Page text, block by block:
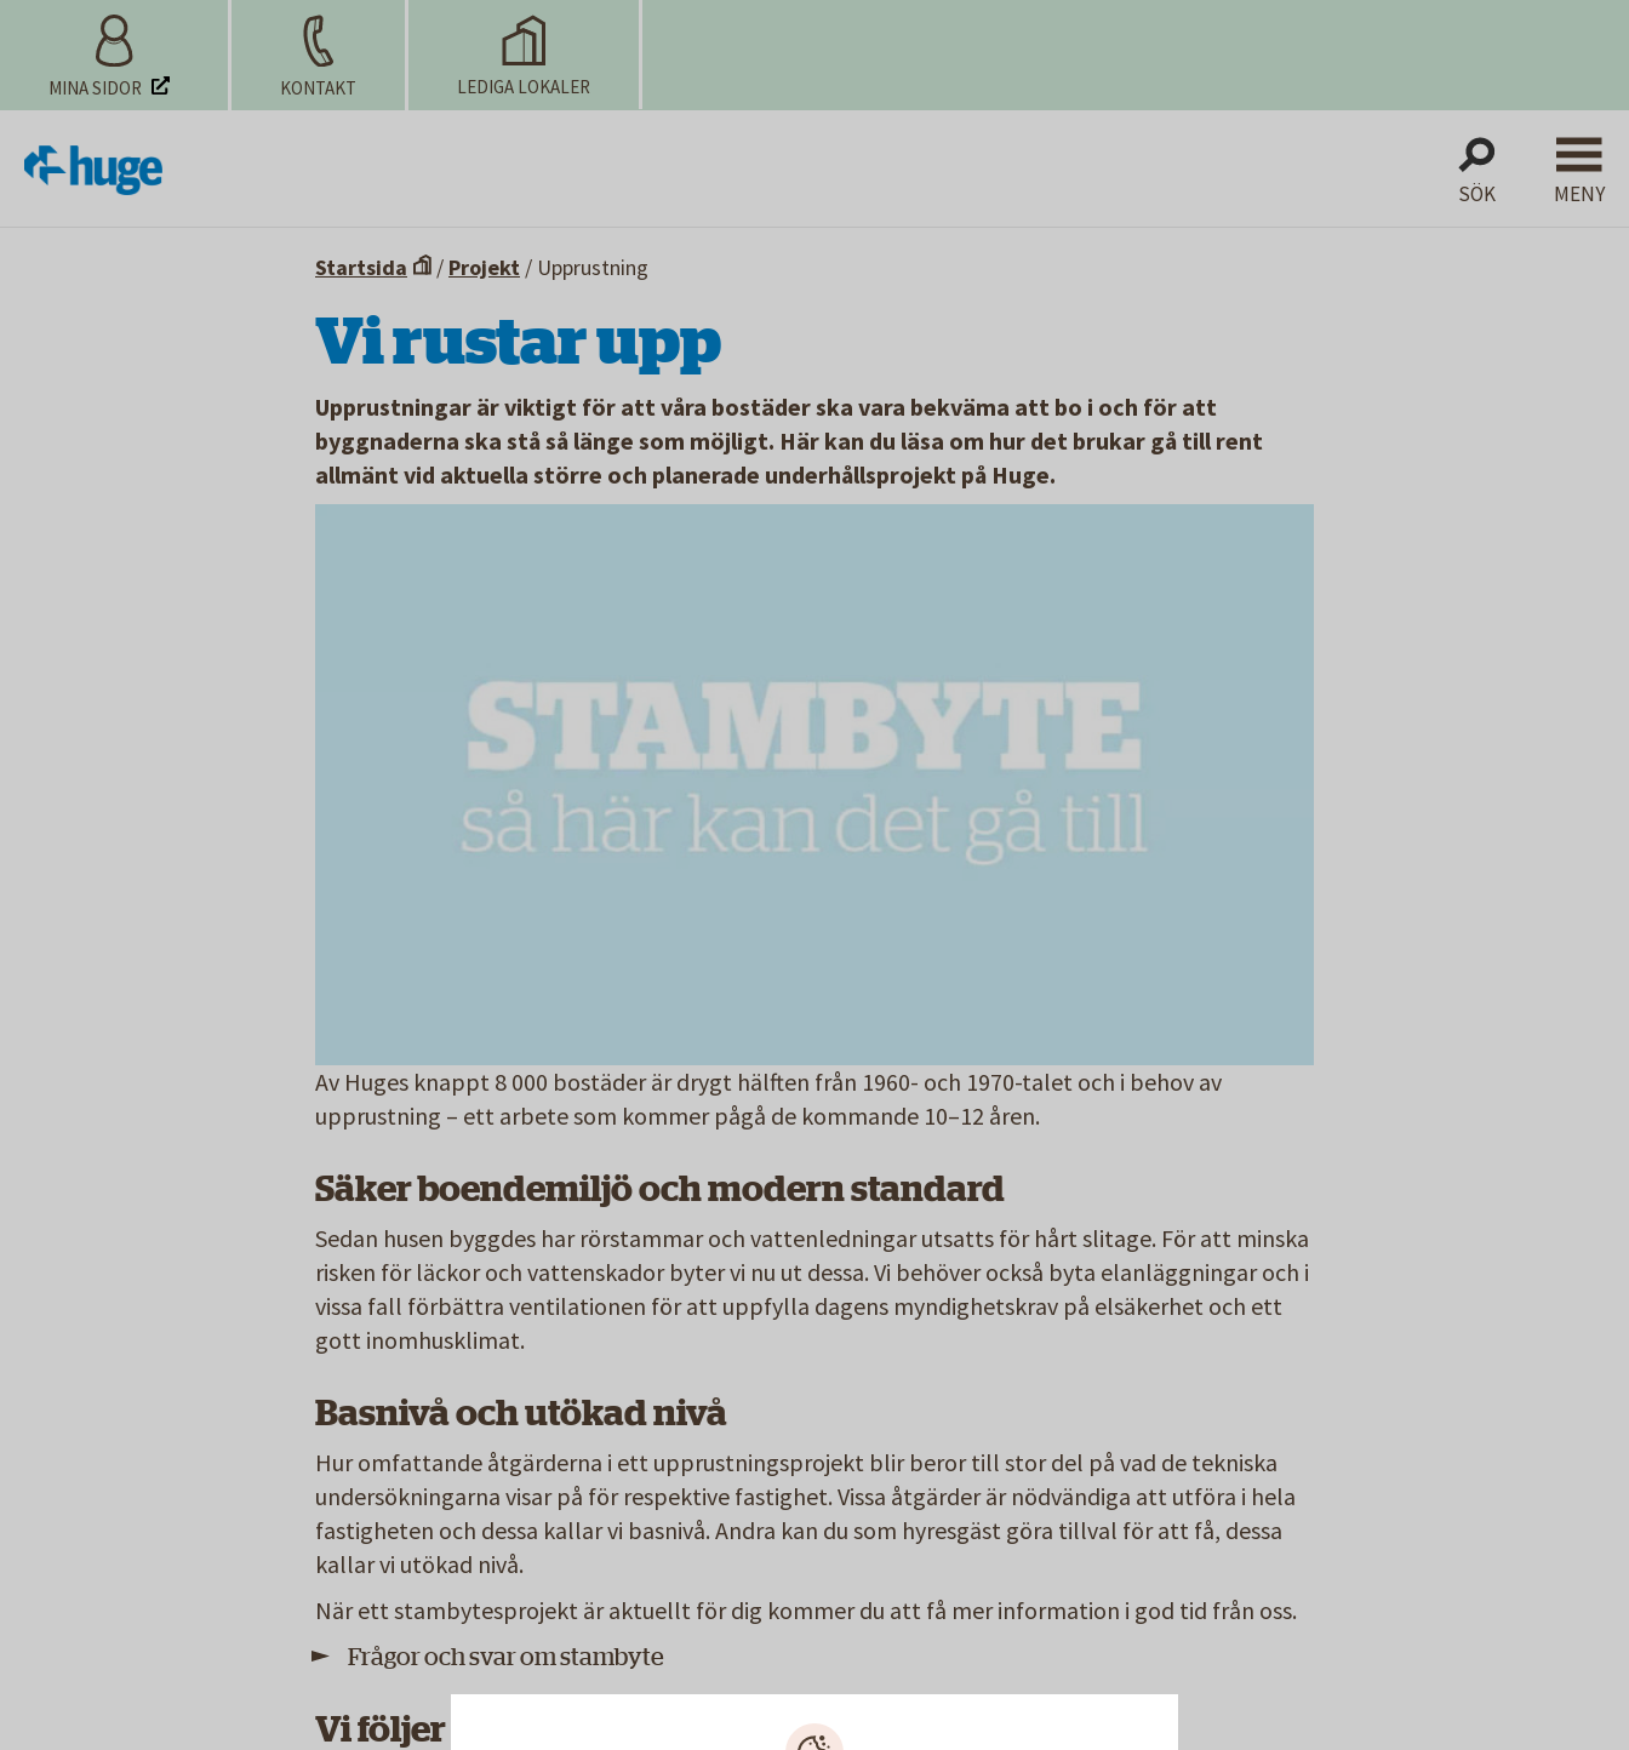
MINA SIDOR KONTAKT LEDIGA LOKALER
SÖK MENY
Startsida / Projekt / Upprustning
Vi rustar upp
Upprustningar är viktigt för att våra bostäder ska vara bekväma att bo i och för att
byggnaderna ska stå så länge som möjligt. Här kan du läsa om hur det brukar gå till rent
allmänt vid aktuella större och planerade underhållsprojekt på Huge.
Av Huges knappt 8 000 bostäder är drygt hälften från 1960- och 1970-talet och i behov av
upprustning – ett arbete som kommer pågå de kommande 10–12 åren.
Säker boendemiljö och modern standard
Sedan husen byggdes har rörstammar och vattenledningar utsatts för hårt slitage. För att minska
risken för läckor och vattenskador byter vi nu ut dessa. Vi behöver också byta elanläggningar och i
vissa fall förbättra ventilationen för att uppfylla dagens myndighetskrav på elsäkerhet och ett
gott inomhusklimat.
Basnivå och utökad nivå
Hur omfattande åtgärderna i ett upprustningsprojekt blir beror till stor del på vad de tekniska
undersökningarna visar på för respektive fastighet. Vissa åtgärder är nödvändiga att utföra i hela
fastigheten och dessa kallar vi basnivå. Andra kan du som hyresgäst göra tillval för att få, dessa
kallar vi utökad nivå.
När ett stambytesprojekt är aktuellt för dig kommer du att få mer information i god tid från oss.
Frågor och svar om stambyte
Vi följer Sveriges Allmännyttas riktlinjer